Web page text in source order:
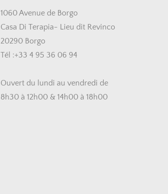
1060 Avenue de Borgo
Casa Di Terapia- Lieu dit Revinco
20290 Borgo
Tél :+33 4 95 36 06 94
Ouvert du lundi au vendredi de
8h30 à 12h00 & 14h00 à 18h00